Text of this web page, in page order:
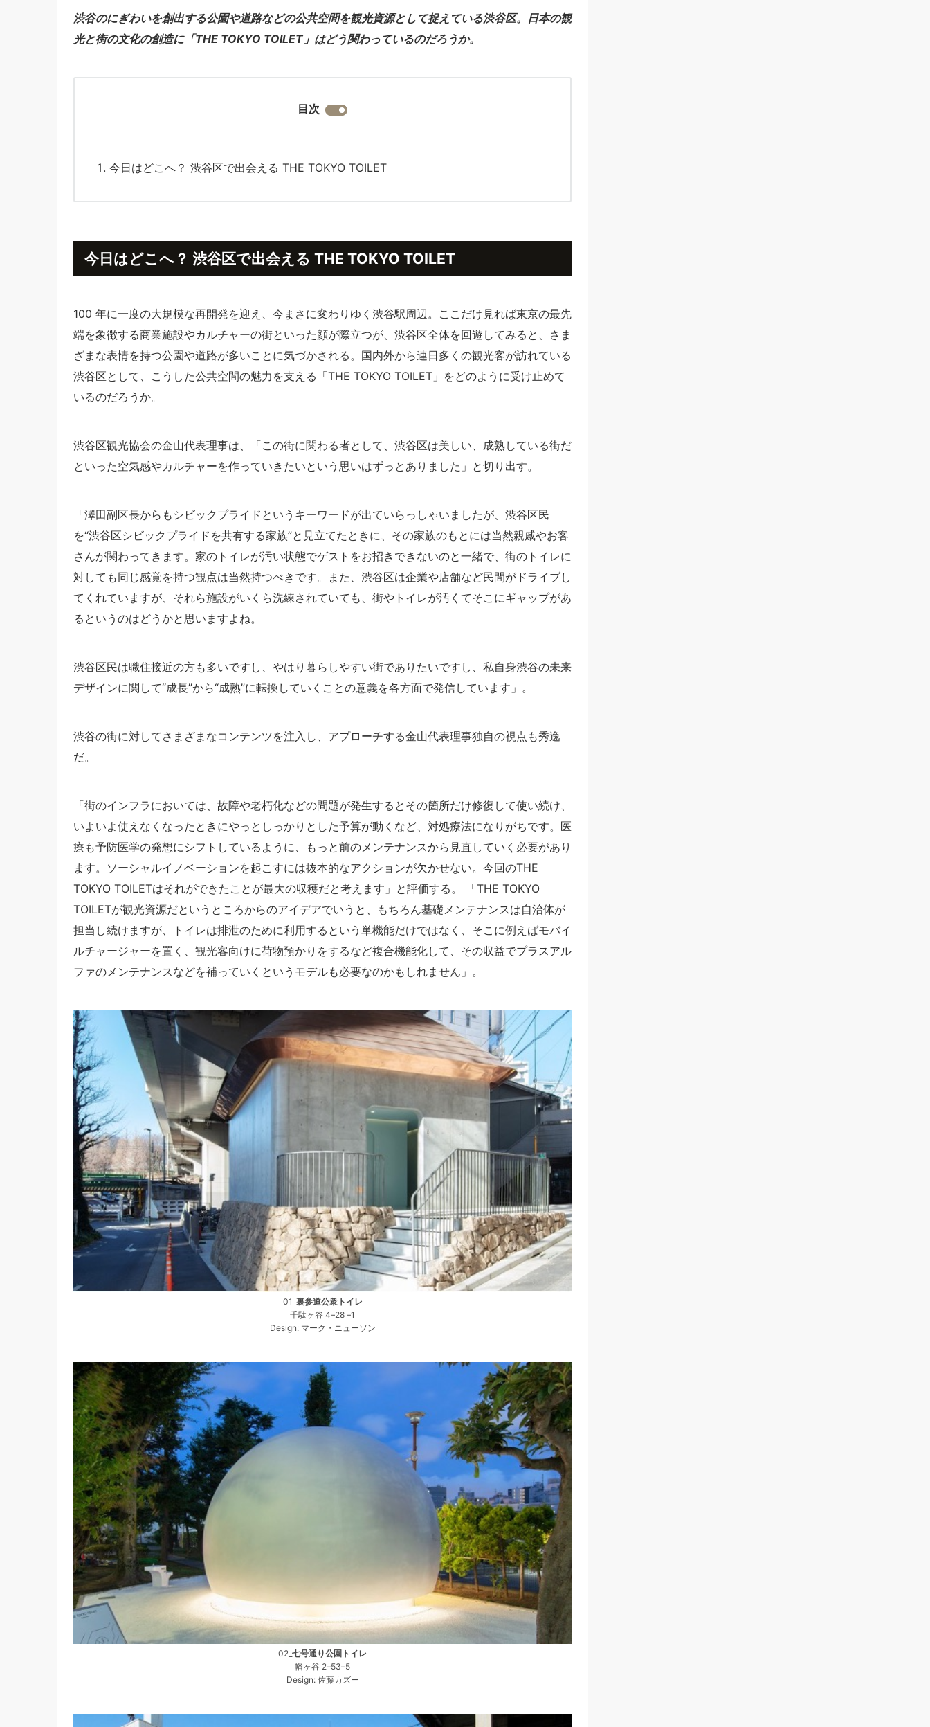
渋谷のにぎわいを創出する公園や道路などの公共空間を観光資源として捉えている渋谷区。日本の観
光と街の文化の創造に「THE TOKYO TOILET」はどう関わっているのだろうか。
目次
今日はどこへ？ 渋谷区で出会える THE TOKYO TOILET
今日はどこへ？ 渋谷区で出会える THE TOKYO TOILET
100 年に一度の大規模な再開発を迎え、今まさに変わりゆく渋谷駅周辺。ここだけ見れば東京の最先
端を象徴する商業施設やカルチャーの街といった顔が際立つが、渋谷区全体を回遊してみると、さま
ざまな表情を持つ公園や道路が多いことに気づかされる。国内外から連日多くの観光客が訪れている
渋谷区として、こうした公共空間の魅力を支える「THE TOKYO TOILET」をどのように受け止めて
いるのだろうか。
渋谷区観光協会の金山代表理事は、「この街に関わる者として、渋谷区は美しい、成熟している街だ
といった空気感やカルチャーを作っていきたいという思いはずっとありました」と切り出す。
「澤田副区長からもシビックプライドというキーワードが出ていらっしゃいましたが、渋谷区民
を“渋谷区シビックプライドを共有する家族”と見立てたときに、その家族のもとには当然親戚やお客
さんが関わってきます。家のトイレが汚い状態でゲストをお招きできないのと一緒で、街のトイレに
対しても同じ感覚を持つ観点は当然持つべきです。また、渋谷区は企業や店舗など民間がドライブし
てくれていますが、それら施設がいくら洗練されていても、街やトイレが汚くてそこにギャップがあ
るというのはどうかと思いますよね。
渋谷区民は職住接近の方も多いですし、やはり暮らしやすい街でありたいですし、私自身渋谷の未来
デザインに関して“成長”から“成熟”に転換していくことの意義を各方面で発信しています」。
渋谷の街に対してさまざまなコンテンツを注入し、アプローチする金山代表理事独自の視点も秀逸
だ。
「街のインフラにおいては、故障や老朽化などの問題が発生するとその箇所だけ修復して使い続け、
いよいよ使えなくなったときにやっとしっかりとした予算が動くなど、対処療法になりがちです。医
療も予防医学の発想にシフトしているように、もっと前のメンテナンスから見直していく必要があり
ます。ソーシャルイノベーションを起こすには抜本的なアクションが欠かせない。今回のTHE
TOKYO TOILETはそれができたことが最大の収穫だと考えます」と評価する。 「THE TOKYO
TOILETが観光資源だというところからのアイデアでいうと、もちろん基礎メンテナンスは自治体が
担当し続けますが、トイレは排泄のために利用するという単機能だけではなく、そこに例えばモバイ
ルチャージャーを置く、観光客向けに荷物預かりをするなど複合機能化して、その収益でプラスアル
ファのメンテナンスなどを補っていくというモデルも必要なのかもしれません」。
01_ 裏参道公衆トイレ
千駄ヶ谷 4–28 –1
Design: マーク・ニューソン
02_ 七号通り公園トイレ
幡ヶ谷 2–53–5
Design: 佐藤カズー